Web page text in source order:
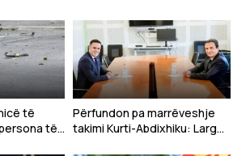
të
të
Përfundon pa marrëveshje
takimi Kurti-Abdixhiku: Larg